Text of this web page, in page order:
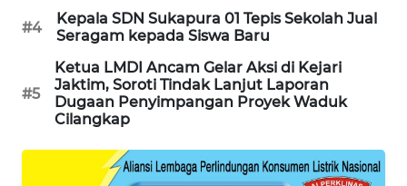
#4
Kepala SDN Sukapura 01 Tepis Sekolah Jual
Seragam kepada Siswa Baru
#5
Ketua LMDI Ancam Gelar Aksi di Kejari
Jaktim, Soroti Tindak Lanjut Laporan
Dugaan Penyimpangan Proyek Waduk
Cilangkap
ENERGI
NEWS
CILEUNGSI
NEWS